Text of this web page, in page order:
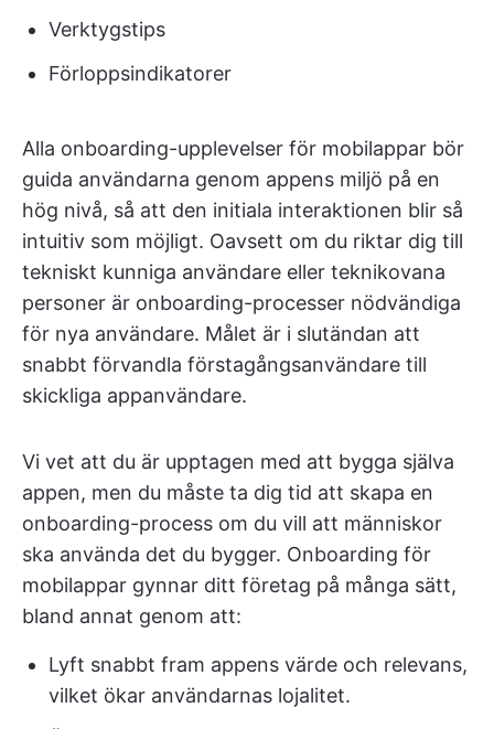
Verktygstips
Förloppsindikatorer
Alla onboarding-upplevelser för mobilappar bör
guida användarna genom appens miljö på en
hög nivå, så att den initiala interaktionen blir så
intuitiv som möjligt. Oavsett om du riktar dig till
tekniskt kunniga användare eller teknikovana
personer är onboarding-processer nödvändiga
för nya användare. Målet är i slutändan att
snabbt förvandla förstagångsanvändare till
skickliga appanvändare.
Vi vet att du är upptagen med att bygga själva
appen, men du måste ta dig tid att skapa en
onboarding-process om du vill att människor
ska använda det du bygger. Onboarding för
mobilappar gynnar ditt företag på många sätt,
bland annat genom att:
Lyft snabbt fram appens värde och relevans,
vilket ökar användarnas lojalitet.